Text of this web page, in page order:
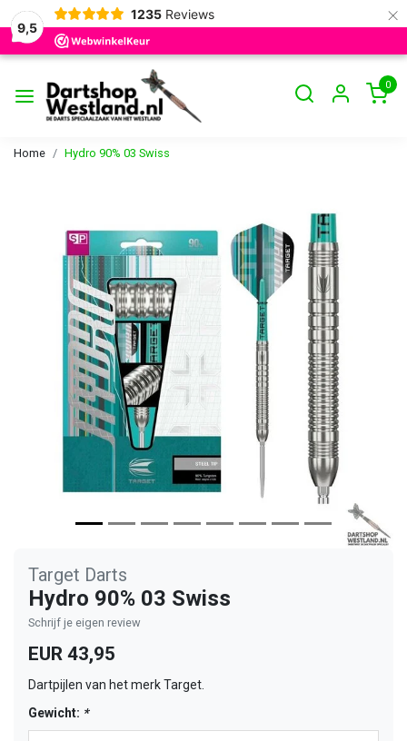
9,5
1235 Reviews ×
0
Home Hydro 90% 03 Swiss
Vorige
Target Darts
Hydro 90% 03 Swiss
Schrijf je eigen review
EUR 43,95
Dartpijlen van het merk Target.
Gewicht: *